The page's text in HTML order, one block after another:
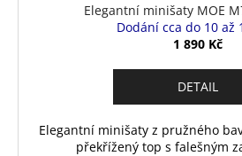
Elegantní minišaty MOE
Dodání cca do 10 až
1 890 Kč
DETAIL
Elegantní minišaty z pružného
překřížený top s falešným